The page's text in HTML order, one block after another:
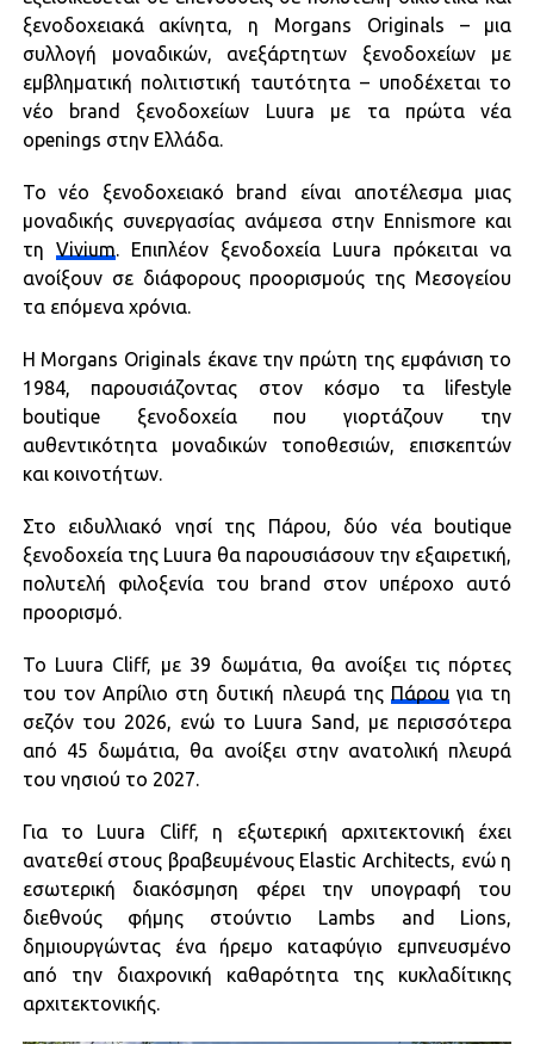
ξενοδοχειακά ακίνητα, η Morgans Originals – μια
συλλογή μοναδικών, ανεξάρτητων ξενοδοχείων με
εμβληματική πολιτιστική ταυτότητα – υποδέχεται το
νέο brand ξενοδοχείων Luura με τα πρώτα νέα
openings στην Ελλάδα.
Το νέο ξενοδοχειακό brand είναι αποτέλεσμα μιας
μοναδικής συνεργασίας ανάμεσα στην Ennismore και
τη Vivium. Επιπλέον ξενοδοχεία Luura πρόκειται να
ανοίξουν σε διάφορους προορισμούς της Μεσογείου
τα επόμενα χρόνια.
Η Morgans Originals έκανε την πρώτη της εμφάνιση το
1984, παρουσιάζοντας στον κόσμο τα lifestyle
boutique ξενοδοχεία που γιορτάζουν την
αυθεντικότητα μοναδικών τοποθεσιών, επισκεπτών
και κοινοτήτων.
Στο ειδυλλιακό νησί της Πάρου, δύο νέα boutique
ξενοδοχεία της Luura θα παρουσιάσουν την εξαιρετική,
πολυτελή φιλοξενία του brand στον υπέροχο αυτό
προορισμό.
Το Luura Cliff, με 39 δωμάτια, θα ανοίξει τις πόρτες
του τον Απρίλιο στη δυτική πλευρά της Πάρου για τη
σεζόν του 2026, ενώ το Luura Sand, με περισσότερα
από 45 δωμάτια, θα ανοίξει στην ανατολική πλευρά
του νησιού το 2027.
Για το Luura Cliff, η εξωτερική αρχιτεκτονική έχει
ανατεθεί στους βραβευμένους Elastic Architects, ενώ η
εσωτερική διακόσμηση φέρει την υπογραφή του
διεθνούς φήμης στούντιο Lambs and Lions,
δημιουργώντας ένα ήρεμο καταφύγιο εμπνευσμένο
από την διαχρονική καθαρότητα της κυκλαδίτικης
αρχιτεκτονικής.